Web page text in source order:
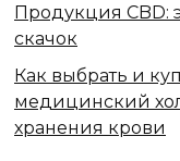
Продукция CBD:
скачок
Как выбрать и
медицинский
хранения крови